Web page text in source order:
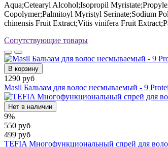
Aqua;Cetearyl Alcohol;Isopropil
Copolymer;Palmitoyl Myristyl Serinate;Sodium
chinensis Fruit Extract;Vitis vinifera Fruit
Сопутствующие товары
В корзину
1290 руб
Masil Бальзам для волос несмываемый - 9
Нет в наличии
9%
550 руб
499 руб
TEFIA Многофункциональный спрей для